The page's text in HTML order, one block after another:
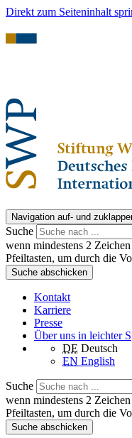
Direkt zum Seiteninhalt
Navigation auf- und
Suche
wenn mindestens 2
Pfeiltasten, um durch die
Suche abschicken
Kontakt
Karriere
Presse
Über uns in leichter
DE Deutsch
EN English
Suche
wenn mindestens 2
Pfeiltasten, um durch die
Suche abschicken